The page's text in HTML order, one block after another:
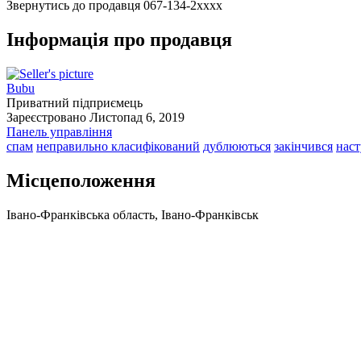
Звернутись до продавця 067-134-2xxxx
Інформація про продавця
Bubu
Приватний підприємець
Зареєстровано Листопад 6, 2019
Панель управління
спам неправильно класифікований дублюються закінчився
Місцеположення
Івано-Франківська область, Івано-Франківськ